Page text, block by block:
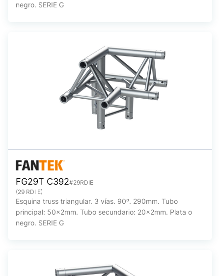
negro. SERIE G
FG29T C392#29RDIE
(29 RDI E)
Esquina truss triangular. 3 vías. 90º. 290mm. Tubo
principal: 50x2mm. Tubo secundario: 20x2mm. Plata o
negro. SERIE G